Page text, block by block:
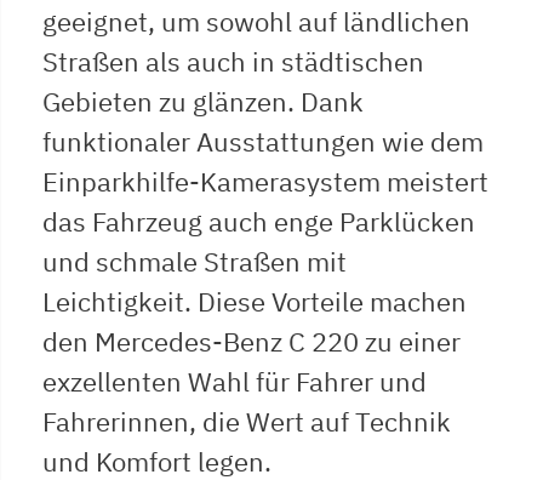
geeignet, um sowohl auf ländlichen
Straßen als auch in städtischen
Gebieten zu glänzen. Dank
funktionaler Ausstattungen wie dem
Einparkhilfe-Kamerasystem meistert
das Fahrzeug auch enge Parklücken
und schmale Straßen mit
Leichtigkeit. Diese Vorteile machen
den Mercedes-Benz C 220 zu einer
exzellenten Wahl für Fahrer und
Fahrerinnen, die Wert auf Technik
und Komfort legen.